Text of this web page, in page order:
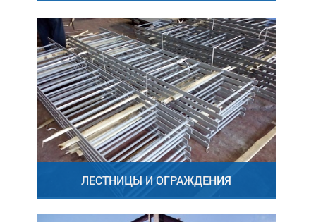
ЛЕСТНИЦЫ И ОГРАЖДЕНИЯ